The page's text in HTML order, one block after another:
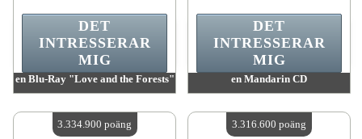
en Blu-Ray "Love and the Forests"
Antal tillgängliga:4
DET
INTRESSERAR
MIG
en Mandarin CD
Antal tillgängliga:4
DET
INTRESSERAR
MIG
3.334.900 poäng 3.316.600 poäng